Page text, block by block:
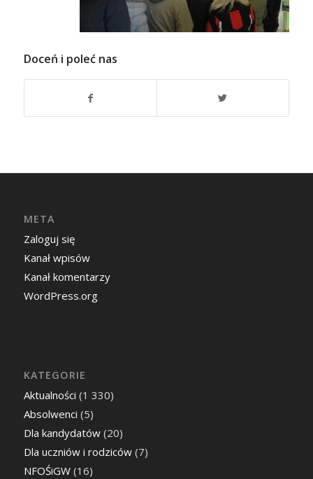
Doceń i poleć nas
META
Zaloguj się
Kanał wpisów
Kanał komentarzy
WordPress.org
KATEGORIE
Aktualności (1 330)
Absolwenci (5)
Dla kandydatów(20)
Dla uczniów i rodziców(7)
NFOŚiGW(16)